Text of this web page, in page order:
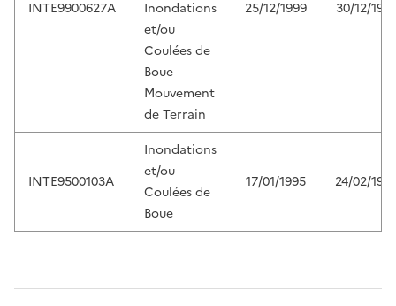
INTE9900627A
Inondations
et/ou
Coulées de
Boue
Mouvement
de Terrain
25/12/1999 30/12/
INTE9500103A
Inondations
et/ou
Coulées de
Boue
17/01/1995 24/02/